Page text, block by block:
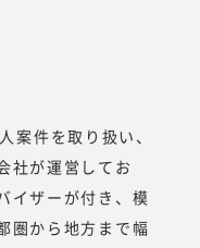
件を取り扱い、
社が運営してお
イザーが付き、模
圏から地方まで幅